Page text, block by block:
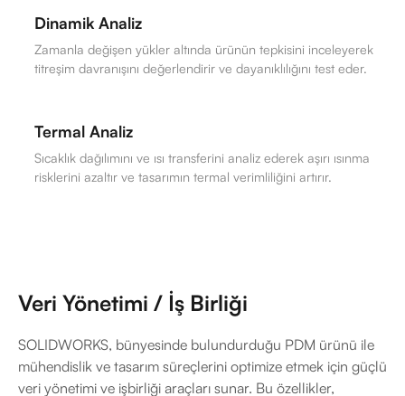
Dinamik Analiz
Zamanla değişen yükler altında ürünün tepkisini inceleyerek
titreşim davranışını değerlendirir ve dayanıklılığını test eder.
Termal Analiz
Sıcaklık dağılımını ve ısı transferini analiz ederek aşırı ısınma
risklerini azaltır ve tasarımın termal verimliliğini artırır.
Veri Yönetimi / İş Birliği
SOLIDWORKS, bünyesinde bulundurduğu PDM ürünü ile
mühendislik ve tasarım süreçlerini optimize etmek için güçlü
veri yönetimi ve işbirliği araçları sunar. Bu özellikler,